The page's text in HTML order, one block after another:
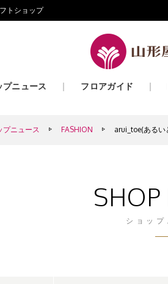
トショップ
プニュース フロアガイド
プニュース FASHION arui_toe(ある
ショップ